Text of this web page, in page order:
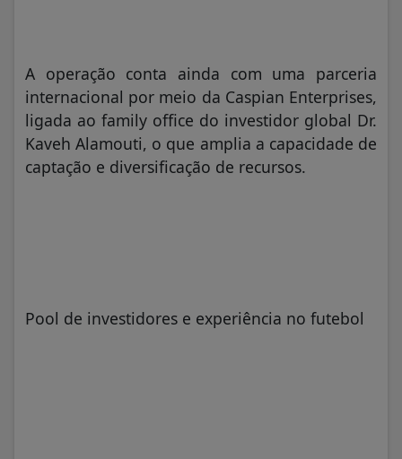
A operação conta ainda com uma parceria
internacional por meio da Caspian Enterprises,
ligada ao family office do investidor global Dr.
Kaveh Alamouti, o que amplia a capacidade de
captação e diversificação de recursos.
Pool de investidores e experiência no futebol